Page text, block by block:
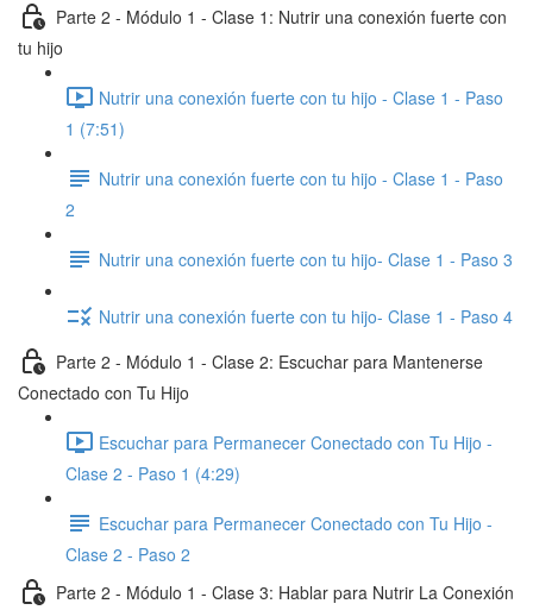
Parte 2 - Módulo 1 - Clase 1: Nutrir una conexión fuerte con
tu hijo
Nutrir una conexión fuerte con tu hijo - Clase 1 - Paso
1 (7:51)
Nutrir una conexión fuerte con tu hijo - Clase 1 - Paso
2
Nutrir una conexión fuerte con tu hijo- Clase 1 - Paso 3
Nutrir una conexión fuerte con tu hijo- Clase 1 - Paso 4
Parte 2 - Módulo 1 - Clase 2: Escuchar para Mantenerse
Conectado con Tu Hijo
Escuchar para Permanecer Conectado con Tu Hijo -
Clase 2 - Paso 1 (4:29)
Escuchar para Permanecer Conectado con Tu Hijo -
Clase 2 - Paso 2
Parte 2 - Módulo 1 - Clase 3: Hablar para Nutrir La Conexión